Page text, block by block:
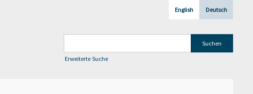
Deutsch
English
Erweiterte Suche